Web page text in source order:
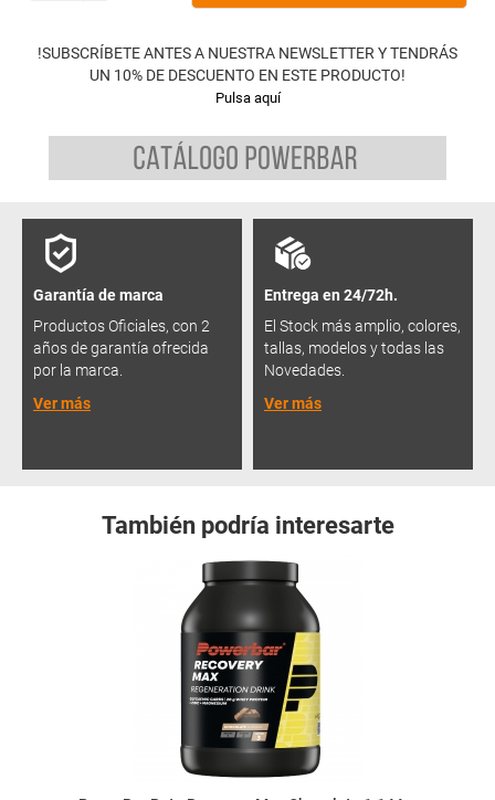
!SUBSCRÍBETE ANTES A NUESTRA NEWSLETTER Y TENDRÁS
UN 10% DE DESCUENTO EN ESTE PRODUCTO!
Pulsa aquí
Garantía de marca
Productos Oficiales, con 2
años de garantía ofrecida
por la marca.
Ver más
Entrega en 24/72h.
El Stock más amplio, colores,
tallas, modelos y todas las
Novedades.
Ver más
También podría interesarte